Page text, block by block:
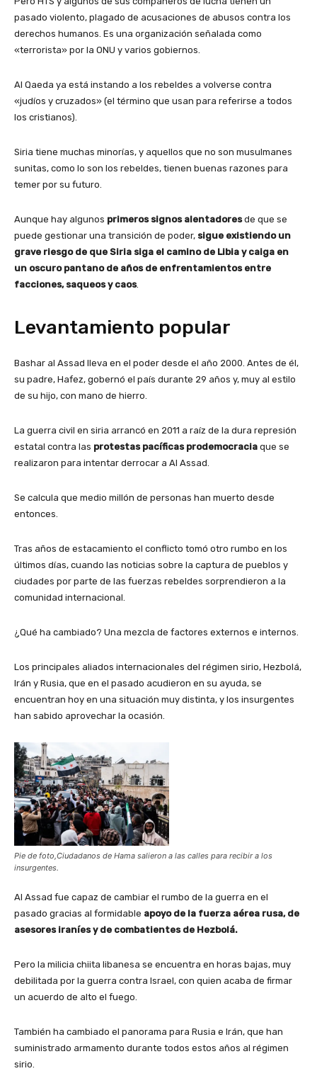
pasado violento, plagado de acusaciones de abusos contra los
derechos humanos. Es una organización señalada como
«terrorista» por la ONU y varios gobiernos.
Al Qaeda ya está instando a los rebeldes a volverse contra
«judíos y cruzados» (el término que usan para referirse a todos
los cristianos).
Siria tiene muchas minorías, y aquellos que no son musulmanes
sunitas, como lo son los rebeldes, tienen buenas razones para
temer por su futuro.
Aunque hay algunos primeros signos alentadoresde que se
puede gestionar una transición de poder, sigue existiendo un
grave riesgo de que Siria siga el camino de Libia y caiga en
un oscuro pantano de años de enfrentamientos entre
facciones, saqueos y caos.
Levantamiento popular
Bashar al Assad lleva en el poder desde el año 2000. Antes de él,
su padre, Hafez, gobernó el país durante 29 años y, muy al estilo
de su hijo, con mano de hierro.
La guerra civil en siria arrancó en 2011 a raíz de la dura represión
estatal contra las protestas pacíficas prodemocracia que se
realizaron para intentar derrocar a Al Assad.
Se calcula que medio millón de personas han muerto desde
entonces.
Tras años de estacamiento el conflicto tomó otro rumbo en los
últimos días, cuando las noticias sobre la captura de pueblos y
ciudades por parte de las fuerzas rebeldes sorprendieron a la
comunidad internacional.
¿Qué ha cambiado? Una mezcla de factores externos e internos.
Los principales aliados internacionales del régimen sirio, Hezbolá,
Irán y Rusia, que en el pasado acudieron en su ayuda, se
encuentran hoy en una situación muy distinta, y los insurgentes
han sabido aprovechar la ocasión.
Pie de foto,Ciudadanos de Hama salieron a las calles para recibir a los
insurgentes.
Al Assad fue capaz de cambiar el rumbo de la guerra en el
pasado gracias al formidable apoyo de la fuerza aérea rusa, de
asesores iraníes y de combatientes de Hezbolá.
Pero la milicia chiita libanesa se encuentra en horas bajas, muy
debilitada por la guerra contra Israel, con quien acaba de firmar
un acuerdo de alto el fuego.
También ha cambiado el panorama para Rusia e Irán, que han
suministrado armamento durante todos estos años al régimen
sirio.